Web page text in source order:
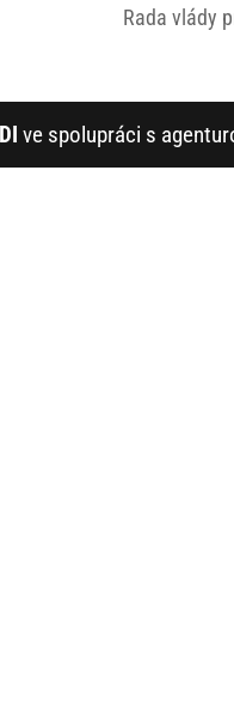
Rada vlády
ve spolupráci s